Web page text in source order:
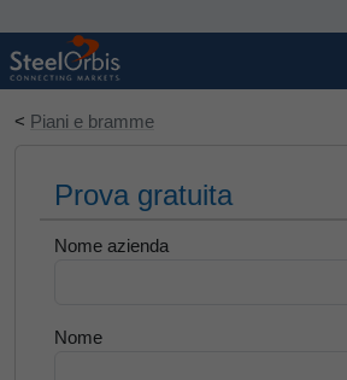
< Piani e bramme
Prova gratuita
Nome azienda
Nome